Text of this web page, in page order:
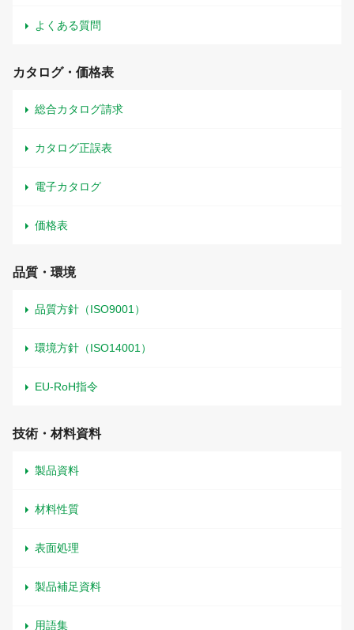
よくある質問
カタログ・価格表
総合カタログ請求
カタログ正誤表
電子カタログ
価格表
品質・環境
品質方針（ISO9001）
環境方針（ISO14001）
EU-RoH指令
技術・材料資料
製品資料
材料性質
表面処理
製品補足資料
用語集